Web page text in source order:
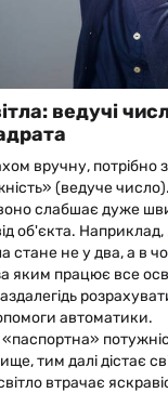
ведучі
вручну, потрібно
(ведуче
воно слабшає дуже
об'єкта. Наприклад,
стане не у два, а в
яким працює все
автоматики.
тим далі дістає
втрачає